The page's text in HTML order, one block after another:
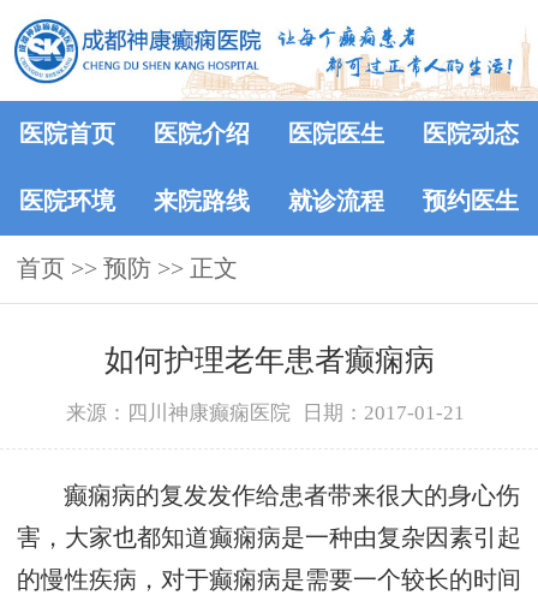
医院首页 医院介绍 医院医生 医院动态
医院环境 来院路线 就诊流程 预约医生
首页 >> 预防 >> 正文
如何护理老年患者癫痫病
来源：四川神康癫痫医院 日期：2017-01-21
癫痫病的复发发作给患者带来很大的身心伤
害，大家也都知道癫痫病是一种由复杂因素引起
的慢性疾病，对于癫痫病是需要一个较长的时间